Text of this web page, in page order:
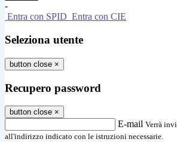
-
Entra con SPID Entra con CIE
Seleziona utente
button close ×
Recupero password
button close ×
E-mail Verrà
all'indirizzo indicato con le istruzioni necessarie.